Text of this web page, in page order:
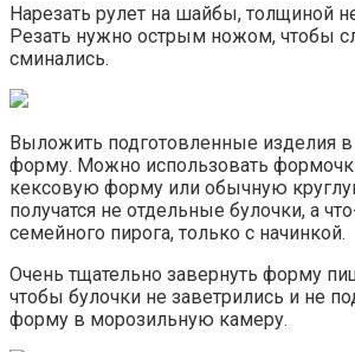
Нарезать рулет на шайбы, толщиной
Резать нужно острым ножом, чтобы
сминались.
Выложить подготовленные изделия
форму. Можно использовать
кексовую форму или обычную
получатся не отдельные булочки, а
семейного пирога, только с начинкой.
Очень тщательно завернуть форму
чтобы булочки не заветрились и не
форму в морозильную камеру.